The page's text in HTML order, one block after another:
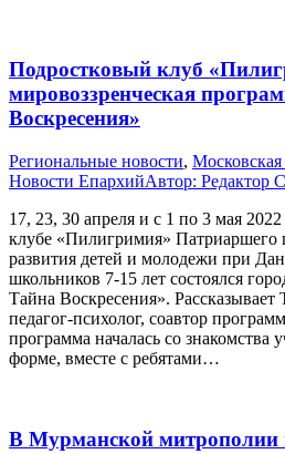
Подростковый клуб
мировоззренческая
Воскресения»
Pегиональные новости, Московская
Новости ЕпархийАвтор: Редактор
17, 23, 30 апреля и с 1 по 3 мая
клубе «Пилигримия» Патриаршего
развития детей и молодежи при
школьников 7-15 лет состоялся
Тайна Воскресения». Рассказывает
педагог-психолог, соавтор
программа началась со знакомства
форме, вместе с ребятами…
В Мурманской митрополии